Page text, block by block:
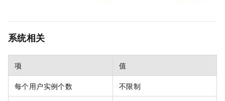
系统相关
项 值
每个用户实例个数 不限制